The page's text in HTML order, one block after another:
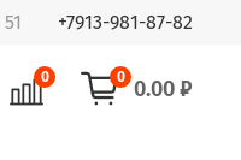
+7913-981-87-82
0 0 0.00 ₽